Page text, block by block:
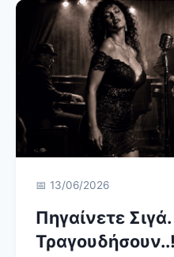
📅 13/06/2026
Πηγαίνετε
Τραγουδήσουν..!